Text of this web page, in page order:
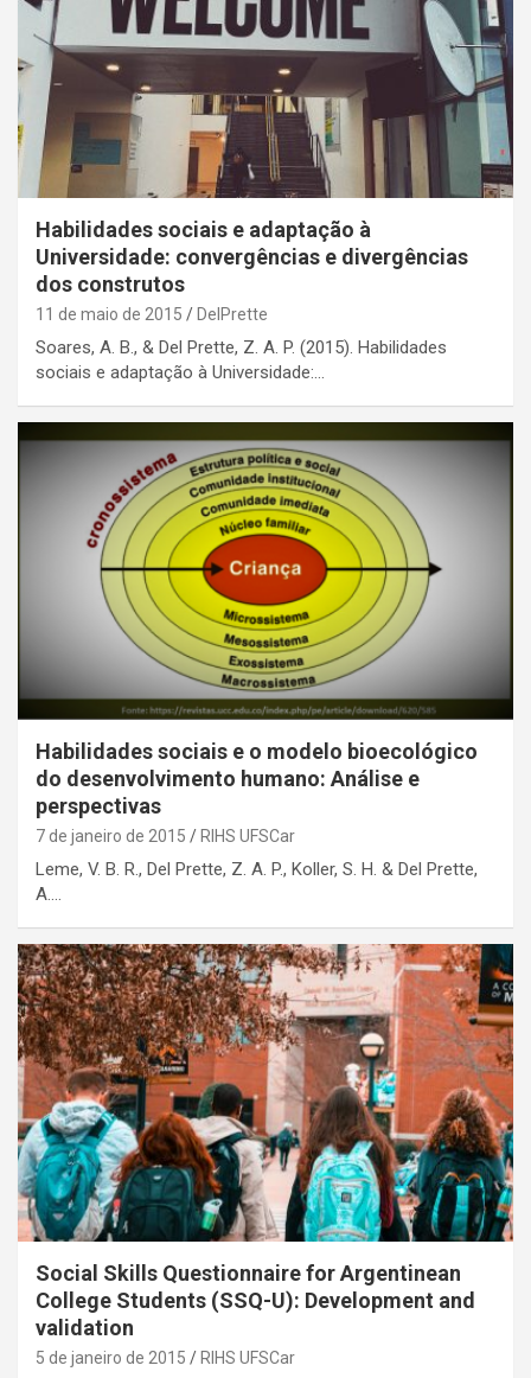
Habilidades sociais e adaptação à
Universidade: convergências e divergências
dos construtos
11 de maio de 2015 DelPrette
Soares, A. B., & Del Prette, Z. A. P. (2015). Habilidades
sociais e adaptação à Universidade:…
Habilidades sociais e o modelo bioecológico
do desenvolvimento humano: Análise e
perspectivas
7 de janeiro de 2015 RIHS UFSCar
Leme, V. B. R., Del Prette, Z. A. P., Koller, S. H. & Del Prette,
A.…
Social Skills Questionnaire for Argentinean
College Students (SSQ-U): Development and
validation
5 de janeiro de 2015 RIHS UFSCar